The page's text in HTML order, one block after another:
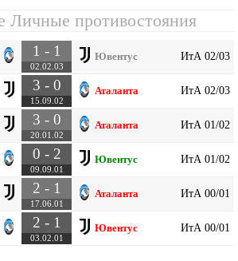
Личные противостояния
1 - 1
02.02.03
Ювентус ИтА 02/03
3 - 0
15.09.02
Аталанта ИтА 02/03
3 - 0
20.01.02
Аталанта ИтА 01/02
0 - 2
09.09.01
Ювентус ИтА 01/02
2 - 1
17.06.01
Аталанта ИтА 00/01
2 - 1
03.02.01
Ювентус ИтА 00/01